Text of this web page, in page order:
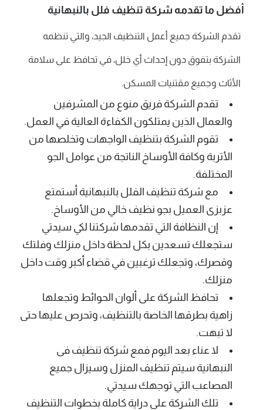
أفضل ما تقدمه شركة تنظيف فلل بالنبهانية
تقدم الشركة جميع أعمل التنظيف الجيد، والتي تنظمه
الشركة بتفوق دون إحداث أي خلل، في تحافظ على سلامة
الأثاث وجميع مقتنيات المسكن.
تقدم الشركة فريق منوع من المشرفين
والعمال الذين يمتلكون الكفاءة العالية في العمل.
تقوم الشركة بتنظيف الواجهات وتخلصها من
الأتربة وكافة الأوساخ الناتجة من عوامل الجو
المختلفة.
مع شركة تنظيف الفلل بالنبهانية أستمتع
عزبزى العميل بجو نظيف خالي من الأوساخ.
إن النظافة التي تقدمها شركتنا لكي سيدتي
ستجعلك تسعدين بكل لحظة داخل منزلك وفلتك
وقصرك، وتجعلك ترغبين في قضاء أكبر وقت داخل
منزلك.
تحافظ الشركة على ألوان الحوائط وتجعلها
زاهية بطرقها الخاصة بالتنظيف، وتحرص عليها حتى
لا تبهت.
لا عناء بعد اليوم فمع شركة تنظيف فى
النبهانية سيتم تنظيف المنزل وسيزال جميع
المصاعب التي توجهك سيدتي.
تلك الشركة على دراية كاملة بخطوات التنظيف